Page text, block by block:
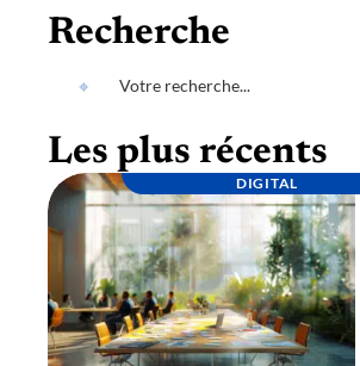
Recherche
Les plus récents
DIGITAL